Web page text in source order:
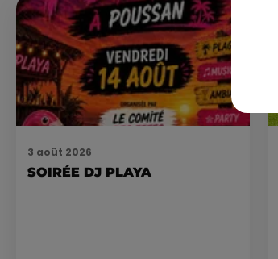
3 août 2026
SOIRÉE DJ PLAYA